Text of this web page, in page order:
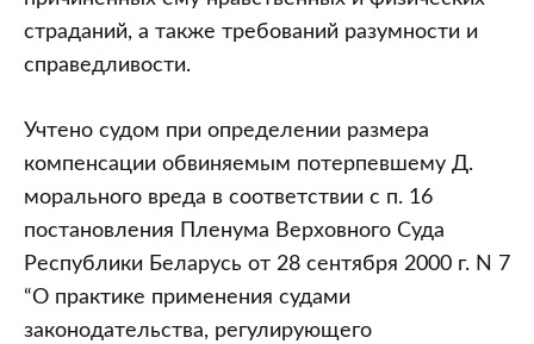
страданий, а также требований разумности и
справедливости.
Учтено судом при определении размера
компенсации обвиняемым потерпевшему Д.
морального вреда в соответствии с п. 16
постановления Пленума Верховного Суда
Республики Беларусь от 28 сентября 2000 г. N 7
“О практике применения судами
законодательства, регулирующего